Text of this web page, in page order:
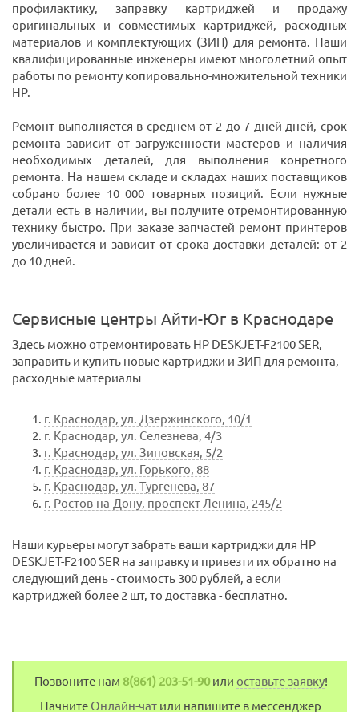
профилактику, заправку картриджей и продажу
оригинальных и совместимых картриджей, расходных
материалов и комплектующих (ЗИП) для ремонта. Наши
квалифицированные инженеры имеют многолетний опыт
работы по ремонту копировально-множительной техники
HP.
Ремонт выполняется в среднем от 2 до 7 дней дней, срок
ремонта зависит от загруженности мастеров и наличия
необходимых деталей, для выполнения конретного
ремонта. На нашем складе и складах наших поставщиков
собрано более 10 000 товарных позиций. Если нужные
детали есть в наличии, вы получите отремонтированную
технику быстро. При заказе запчастей ремонт принтеров
увеличивается и зависит от срока доставки деталей: от 2
до 10 дней.
Сервисные центры Айти-Юг в Краснодаре
Здесь можно отремонтировать HP DESKJET-F2100 SER,
заправить и купить новые картриджи и ЗИП для ремонта,
расходные материалы
г. Краснодар, ул. Дзержинского, 10/1
г. Краснодар, ул. Селезнева, 4/3
г. Краснодар, ул. Зиповская, 5/2
г. Краснодар, ул. Горького, 88
г. Краснодар, ул. Тургенева, 87
г. Ростов-на-Дону, проспект Ленина, 245/2
Наши курьеры могут забрать ваши картриджи для HP
DESKJET-F2100 SER на заправку и привезти их обратно на
следующий день - стоимость 300 рублей, а если
картриджей более 2 шт, то доставка - бесплатно.
Позвоните нам 8(861) 203-51-90или оставьте заявку!
Начните Онлайн-чат или напишите в мессенджер